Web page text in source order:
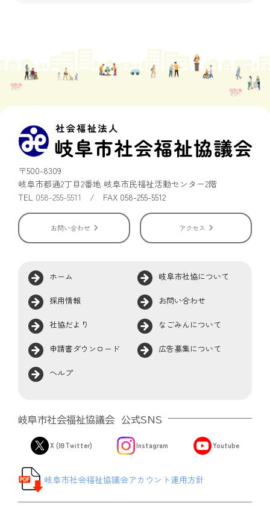
〒500-8309
岐阜市都通2丁目2番地 岐阜市民福祉活動センター2階
TEL 058-255-5511 / FAX 058-255-5512
お問い合わせ アクセス
ホーム 岐阜市社協について
採用情報 お問い合わせ
社協だより なごみんについて
申請書ダウンロード 広告募集について
ヘルプ
岐阜市社会福祉協議会 公式SNS
X (旧Twitter) Instagram Youtube
岐阜市社会福祉協議会アカウント運用方針